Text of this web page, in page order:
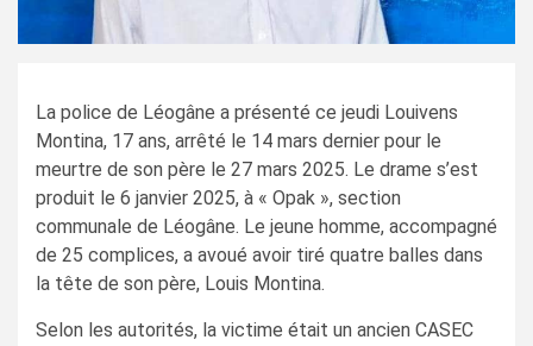
La police de Léogâne a présenté ce jeudi Louivens
Montina, 17 ans, arrêté le 14 mars dernier pour le
meurtre de son père le 27 mars 2025. Le drame s’est
produit le 6 janvier 2025, à « Opak », section
communale de Léogâne. Le jeune homme, accompagné
de 25 complices, a avoué avoir tiré quatre balles dans
la tête de son père, Louis Montina.
Selon les autorités, la victime était un ancien CASEC